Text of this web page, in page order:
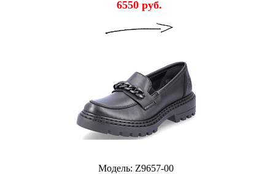
6550 руб.
Модель: Z9657-00